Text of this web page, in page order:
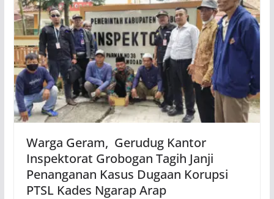
Warga Geram, Gerudug Kantor
Inspektorat Grobogan Tagih Janji
Penanganan Kasus Dugaan Korupsi
PTSL Kades Ngarap Arap